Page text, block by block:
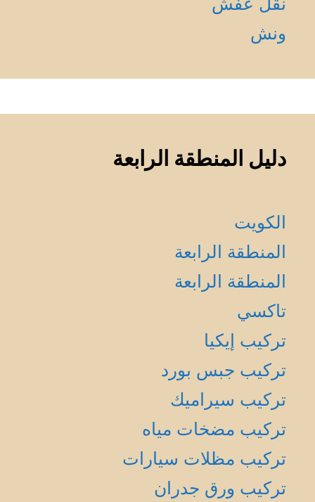
ونش
دليل المنطقة الرابعة
الكويت
المنطقة الرابعة
المنطقة الرابعة
تاكسي
تركيب إيكيا
تركيب جبس بورد
تركيب سيراميك
تركيب مضخات مياه
تركيب مظلات سيارات
تركيب ورق جدران